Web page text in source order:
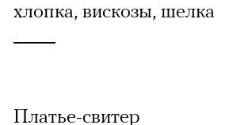
хлопка, вискозы, шелка
Платье-свитер